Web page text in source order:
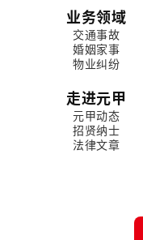
业务领域
交通事故
婚姻家事
物业纠纷
走进元甲
元甲动态
招贤纳士
法律文章